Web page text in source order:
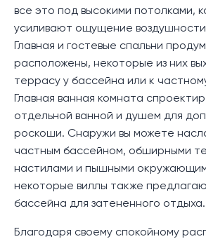
все это под высокими потолками,
усиливают ощущение
Главная и гостевые спальни
расположены, некоторые из них
террасу у бассейна или к
Главная ванная комната
отдельной ванной и душем для
роскоши. Снаружи вы можете
частным бассейном, обширными
настилами и пышными
некоторые виллы также
бассейна для затененного отдыха.
Благодаря своему спокойному